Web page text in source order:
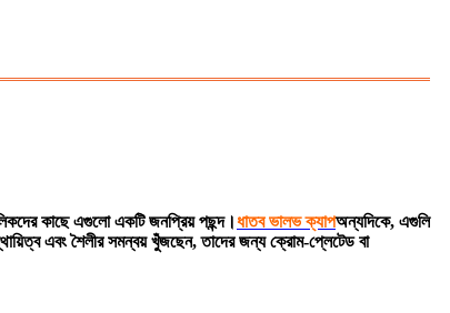
কাছে এগুলো একটি জনপ্রিয় পছন্দ।ধাতব ভালভ ক্যাপঅন্যদিকে, এগুলি
এবং শৈলীর সমন্বয় খুঁজছেন, তাদের জন্য ক্রোম-প্লেটেড বা